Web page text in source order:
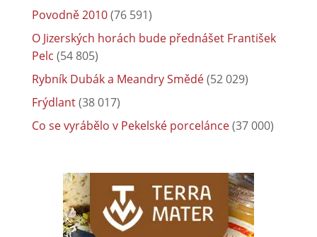
Povodně 2010(76 591)
O Jizerských horách bude přednášet František
Pelc (54 805)
Rybník Dubák a Meandry Smědé(52 029)
Frýdlant(38 017)
Co se vyrábělo v Pekelské porcelánce(37 000)